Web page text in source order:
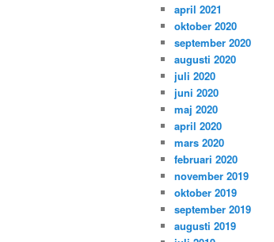
april 2021
oktober 2020
september 2020
augusti 2020
juli 2020
juni 2020
maj 2020
april 2020
mars 2020
februari 2020
november 2019
oktober 2019
september 2019
augusti 2019